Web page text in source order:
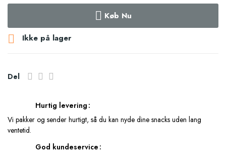
Køb Nu
 Ikke på lager
Del
Hurtig levering
Vi pakker og sender hurtigt, så du kan nyde dine snacks uden lang
ventetid.
God kundeservice